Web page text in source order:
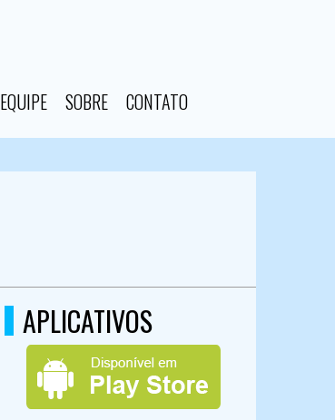
EQUIPE SOBRE CONTATO
APLICATIVOS